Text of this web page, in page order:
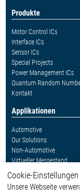
Produkte
Motor Control ICs
Interface ICs
Sensor ICs
Special Projects
Power Management ICs
Quantum Random
Kontakt
Applikationen
Automotive
Our Solutions
Non-Automotive
Virtueller Messestand
Weitere Links
Cookie-Einstellungen
Unsere Webseite